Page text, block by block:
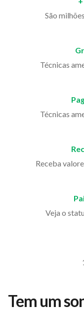
São
Técnicas
Técnicas
Receba
Veja o
Tem um